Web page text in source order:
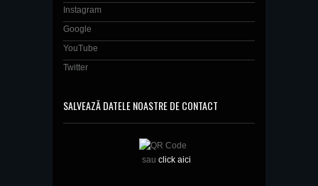
Instagram
Google
YouTube
Twitter
SALVEAZĂ DATELE NOASTRE DE CONTACT
sau click aici